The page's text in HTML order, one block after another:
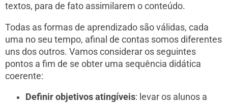
textos, para de fato assimilarem o conteúdo.
Todas as formas de aprendizado são válidas, cada
uma no seu tempo, afinal de contas somos diferentes
uns dos outros. Vamos considerar os seguintes
pontos a fim de se obter uma sequência didática
coerente:
Definir objetivos atingíveis: levar os alunos a